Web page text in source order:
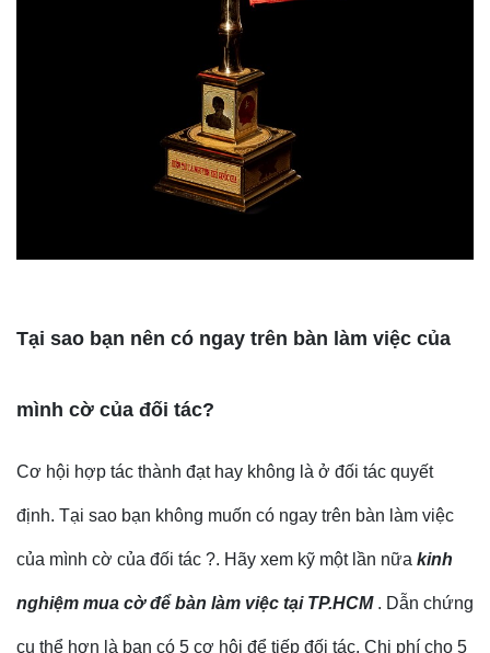
Tại sao bạn nên có ngay trên bàn làm việc của
mình cờ của đối tác?
Cơ hội hợp tác thành đạt hay không là ở đối tác quyết
định. Tại sao bạn không muốn có ngay trên bàn làm việc
của mình cờ của đối tác ?. Hãy xem kỹ một lần nữa kinh
nghiệm mua cờ để bàn làm việc tại TP.HCM. Dẫn chứng
cụ thể hơn là bạn có 5 cơ hội để tiếp đối tác. Chi phí cho 5